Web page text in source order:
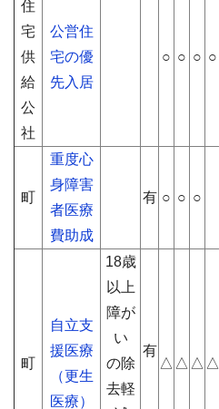
住
宅
供
給
公
社
公営住
宅の優
先入居
○ ○ ○ ○
町
重度心
身障害
者医療
費助成
有 ○ ○ ○
町
自立支
援医療
（更生
医療）
18歳
以上
障が
い
の除
去軽
有
△ △ △ △